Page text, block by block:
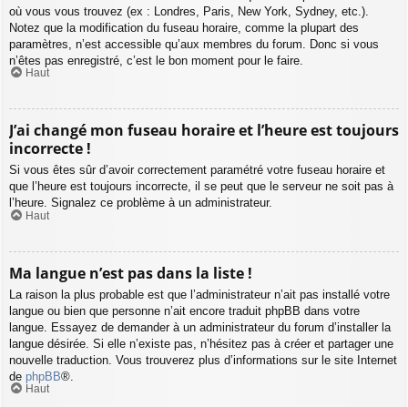
où vous vous trouvez (ex : Londres, Paris, New York, Sydney, etc.).
Notez que la modification du fuseau horaire, comme la plupart des
paramètres, n’est accessible qu’aux membres du forum. Donc si vous
n’êtes pas enregistré, c’est le bon moment pour le faire.
Haut
J’ai changé mon fuseau horaire et l’heure est toujours
incorrecte !
Si vous êtes sûr d’avoir correctement paramétré votre fuseau horaire et
que l’heure est toujours incorrecte, il se peut que le serveur ne soit pas à
l’heure. Signalez ce problème à un administrateur.
Haut
Ma langue n’est pas dans la liste !
La raison la plus probable est que l’administrateur n’ait pas installé votre
langue ou bien que personne n’ait encore traduit phpBB dans votre
langue. Essayez de demander à un administrateur du forum d’installer la
langue désirée. Si elle n’existe pas, n’hésitez pas à créer et partager une
nouvelle traduction. Vous trouverez plus d’informations sur le site Internet
de phpBB®.
Haut